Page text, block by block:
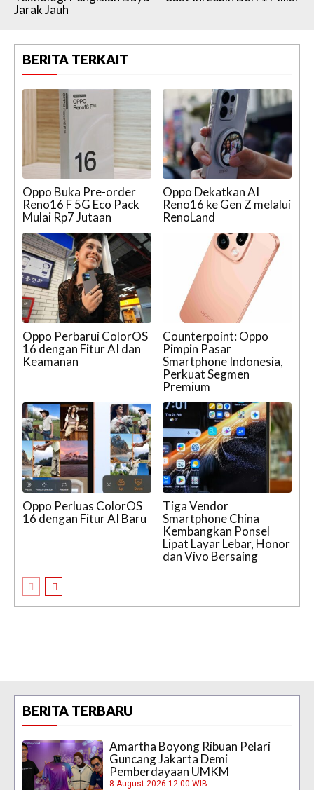
Jarak Jauh
BERITA TERKAIT
Oppo Buka Pre-order
Reno16 F 5G Eco Pack
Mulai Rp7 Jutaan
Oppo Dekatkan AI
Reno16 ke Gen Z melalui
RenoLand
Oppo Perbarui ColorOS
16 dengan Fitur AI dan
Keamanan
Counterpoint: Oppo
Pimpin Pasar
Smartphone Indonesia,
Perkuat Segmen
Premium
Oppo Perluas ColorOS
16 dengan Fitur AI Baru
Tiga Vendor
Smartphone China
Kembangkan Ponsel
Lipat Layar Lebar, Honor
dan Vivo Bersaing
BERITA TERBARU
Amartha Boyong Ribuan Pelari
Guncang Jakarta Demi
Pemberdayaan UMKM
8 August 2026 12:00 WIB